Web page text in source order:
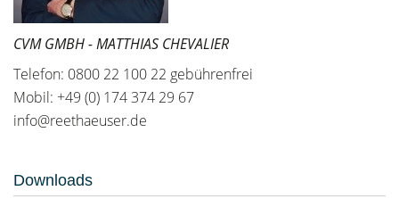
CVM GMBH - MATTHIAS CHEVALIER
Telefon: 0800 22 100 22 gebührenfrei
Mobil: +49 (0) 174 374 29 67
info@reethaeuser.de
Downloads